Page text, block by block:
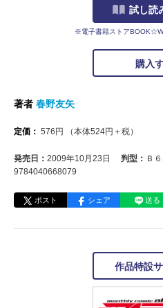
試し読
※電子書籍ストア
購入
著者 春野友矢
定価： 576 円 （本体524円＋税）
発売日： 2009年10月23日 判型： Ｂ
9784040668079
ポスト シェア 送る
作品特設